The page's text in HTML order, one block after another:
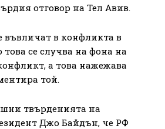
отговор на Тел Авив.
въвличат в конфликта в
се случва на фона на
а това нажежава
той.
твърденията на
Джо Байдън, че РФ